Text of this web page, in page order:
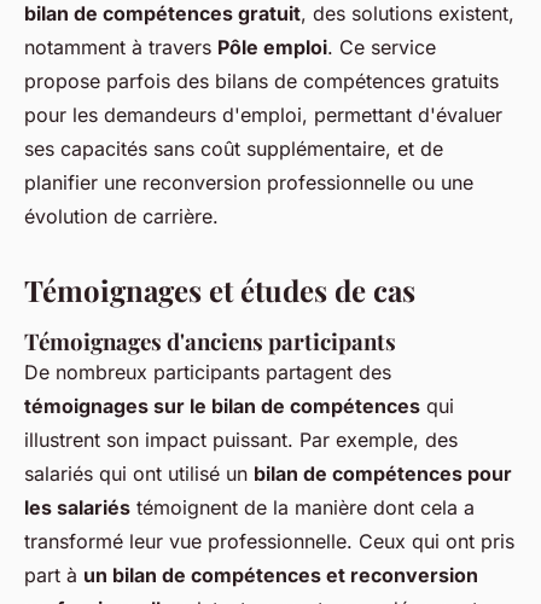
bilan de compétences gratuit, des solutions existent,
notamment à travers Pôle emploi. Ce service
propose parfois des bilans de compétences gratuits
pour les demandeurs d'emploi, permettant d'évaluer
ses capacités sans coût supplémentaire, et de
planifier une reconversion professionnelle ou une
évolution de carrière.
Témoignages et études de cas
Témoignages d'anciens participants
De nombreux participants partagent des
témoignages sur le bilan de compétences qui
illustrent son impact puissant. Par exemple, des
salariés qui ont utilisé un bilan de compétences pour
les salariés témoignent de la manière dont cela a
transformé leur vue professionnelle. Ceux qui ont pris
part à un bilan de compétences et reconversion